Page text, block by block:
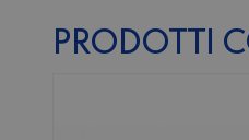
PRODOTTI